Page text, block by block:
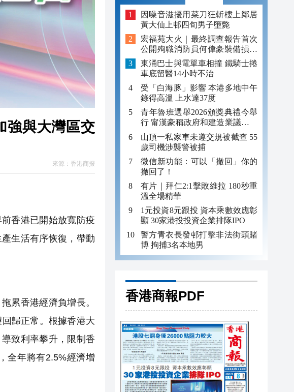
強與大灣區交
來源： 香港商报
香港已開始放寬防疫
生活有序恢復，帶動
累香港經濟負增長。
歸正常。根據香港大
致利率攀升，限制香
全年將有2.5%經濟增
因噪音滋擾用菜刀狂斬樓上鄰居
黃大仙上邨四旬男子墮斃
宏福苑大火｜最終調查報告首次
公開殉職消防員何偉豪裝備損毀
照片
東涌巴士與電單車相撞 鐵騎士捲
車底留醫14小時不治
受「白海豚」影響 本港多地中午
錄得高溫 上水達37度
青年魯班選舉2026頒獎典禮今舉
行 甯漢豪稱政府和建造業議會做
好培訓工作
山頂一私家車未遵交規被截查 55
歲司機涉襲警被捕
微信新功能：可以「撤回」你的
撤回了！
有片｜拜仁2:1擊敗維拉 180秒重
溫全場精華
1元投資8元跟投 資本乘數效應彰
顯 30家港投投資企業排隊IPO
警方青衣長發邨打擊非法街頭賭
博 拘捕3名本地男
香港商報PDF